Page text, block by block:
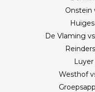
Onstein
De Vlaming
Westhof